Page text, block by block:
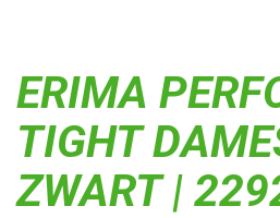
ERIMA
TIGHT
ZWART |